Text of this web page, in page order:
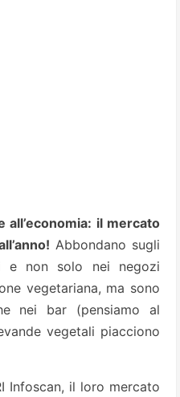
all’economia: il mercato
Abbondano sugli
e non solo nei negozi
vegetariana, ma sono
nei bar (pensiamo al
vegetali piacciono
Infoscan, il loro mercato